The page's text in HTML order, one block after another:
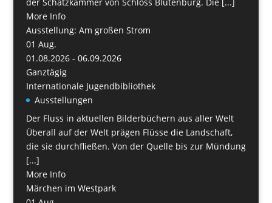
More Info
Ausstellung: Am großen Strom
01 Aug.
01.08.2026 - 06.09.2026
Ganztägig
Internationale Jugendbibliothek
Ausstellungen
Der Fluss in aktuellen Bilderbüchern aus aller Welt
Überall auf der Welt prägen Flüsse die Landschaft,
die sie durchfließen. Von der Quelle bis zur Mündung
[...]
More Info
Märchen im Westpark